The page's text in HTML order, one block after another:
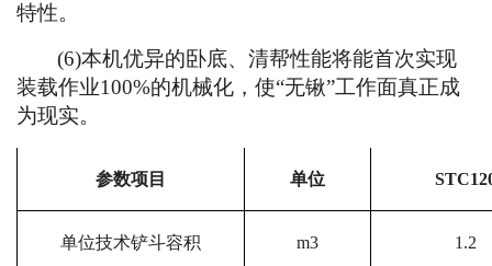
特性。
(6)本机优异的卧底、清帮性能将能首次实现
装载作业100%的机械化，使“无锹”工作面真正成
为现实。
参数项目 单位 STC
单位技术铲斗容积 m3 1.2